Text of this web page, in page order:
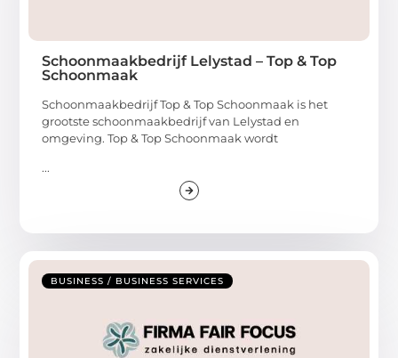
Schoonmaakbedrijf Lelystad – Top & Top
Schoonmaak
Schoonmaakbedrijf Top & Top Schoonmaak is het
grootste schoonmaakbedrijf van Lelystad en
omgeving. Top & Top Schoonmaak wordt
...
BUSINESS / BUSINESS SERVICES